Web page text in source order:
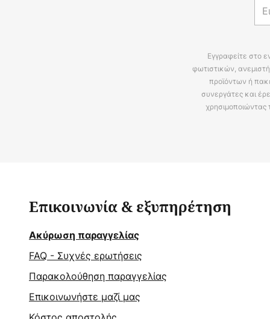
Εγγραφείτε στο
φωτιστικών,
προϊόντων ή
συνεργάτες και
χρησιμοποιώντας
Επικοινωνία & εξυπηρέτηση
Ακύρωση παραγγελίας
FAQ - Συχνές ερωτήσεις
Παρακολούθηση παραγγελίας
Επικοινωνήστε μαζί μας